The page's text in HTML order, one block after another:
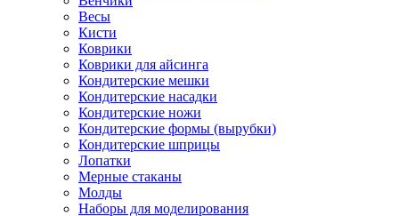
Весы
Кисти
Коврики
Коврики для айсинга
Кондитерские мешки
Кондитерские насадки
Кондитерские ножи
Кондитерские формы (вырубки)
Кондитерские шприцы
Лопатки
Мерные стаканы
Молды
Наборы для моделирования